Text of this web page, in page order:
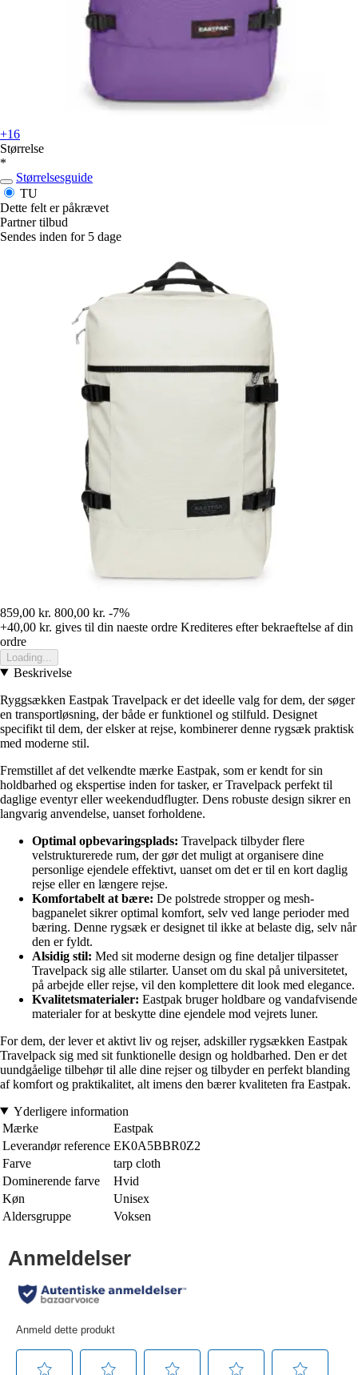
+16
Størrelse
*
Størrelsesguide
TU
Dette felt er påkrævet
Partner tilbud
Sendes inden for 5 dage
859,00 kr. 800,00 kr. -7%
+40,00 kr. gives til din naeste ordre Krediteres efter bekraeftelse af din
ordre
Loading...
Beskrivelse
Ryggsækken Eastpak Travelpack er det ideelle valg for dem, der søger
en transportløsning, der både er funktionel og stilfuld. Designet
specifikt til dem, der elsker at rejse, kombinerer denne rygsæk praktisk
med moderne stil.
Fremstillet af det velkendte mærke Eastpak, som er kendt for sin
holdbarhed og ekspertise inden for tasker, er Travelpack perfekt til
daglige eventyr eller weekendudflugter. Dens robuste design sikrer en
langvarig anvendelse, uanset forholdene.
Optimal opbevaringsplads: Travelpack tilbyder flere
velstrukturerede rum, der gør det muligt at organisere dine
personlige ejendele effektivt, uanset om det er til en kort daglig
rejse eller en længere rejse.
Komfortabelt at bære: De polstrede stropper og mesh-
bagpanelet sikrer optimal komfort, selv ved lange perioder med
bæring. Denne rygsæk er designet til ikke at belaste dig, selv når
den er fyldt.
Alsidig stil: Med sit moderne design og fine detaljer tilpasser
Travelpack sig alle stilarter. Uanset om du skal på universitetet,
på arbejde eller rejse, vil den komplettere dit look med elegance.
Kvalitetsmaterialer: Eastpak bruger holdbare og vandafvisende
materialer for at beskytte dine ejendele mod vejrets luner.
For dem, der lever et aktivt liv og rejser, adskiller rygsækken Eastpak
Travelpack sig med sit funktionelle design og holdbarhed. Den er det
uundgåelige tilbehør til alle dine rejser og tilbyder en perfekt blanding
af komfort og praktikalitet, alt imens den bærer kvaliteten fra Eastpak.
Yderligere information
Mærke
Eastpak
Leverandør reference EK0A5BBR0Z2
Farve
tarp cloth
Dominerende farve
Hvid
Køn
Unisex
Aldersgruppe
Voksen